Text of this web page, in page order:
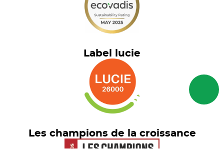
Label lucie
Les champions de la croissance